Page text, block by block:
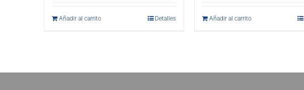
Añadir al carrito Detalles Añadir al carrito